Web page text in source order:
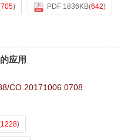
705) PDF 1836KB(642)
应用
CO.20171006.0708
1228)